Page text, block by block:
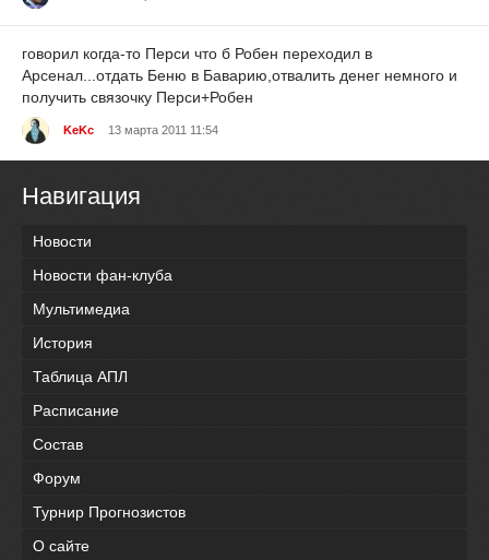
говорил когда-то Перси что б Робен переходил в
Арсенал...отдать Беню в Баварию,отвалить денег немного и
получить связочку Перси+Робен
KeKc 13 марта 2011 11:54
Навигация
Новости
Новости фан-клуба
Мультимедиа
История
Таблица АПЛ
Расписание
Состав
Форум
Турнир Прогнозистов
О сайте